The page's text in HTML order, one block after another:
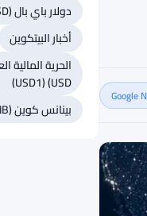
دولار باي بال (PYUSD) (PYUSD)
أخبار البيتكوين
USD) (USD1)
بينانس كوين (BNB) (BNB)